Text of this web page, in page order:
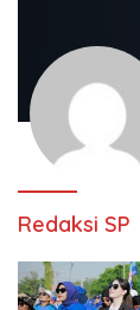
Redaksi SP